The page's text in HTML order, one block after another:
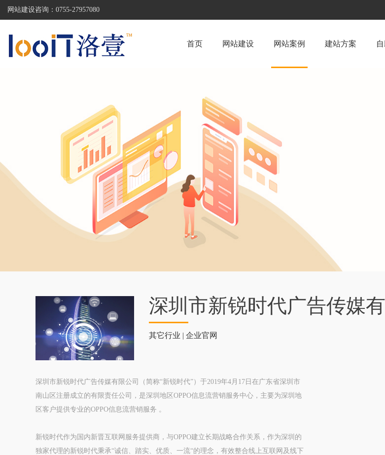
网站建设咨询： 0755-27957080
首页 网站建设 网站案例 建站方案
深圳市新锐时代广告传媒
其它行业 | 企业官网
深圳市新锐时代广告传媒有限公司（简称“新锐时代”）于2019年4月17日在广东省深圳市
南山区注册成立的有限责任公司，是深圳地区OPPO信息流营销服务中心，主要为深圳地
区客户提供专业的OPPO信息流营销服务 。
新锐时代作为国内新晋互联网服务提供商，与OPPO建立长期战略合作关系，作为深圳的
独家代理的新锐时代秉承“诚信、踏实、优质、一流“的理念，有效整合线上互联网及线下